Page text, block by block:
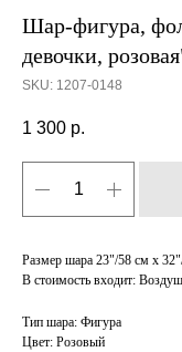
Шар-фигура,
девочки,
SKU: 1207-0148
1 300 р.
Размер шара 23"/58 см х
В стоимость входит:
Тип шара: Фигура
Цвет: Розовый